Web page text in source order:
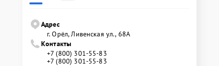
Адрес
г. Орёл, Ливенская ул., 68А
Контакты
+7 (800) 301-55-83
+7 (800) 301-55-83